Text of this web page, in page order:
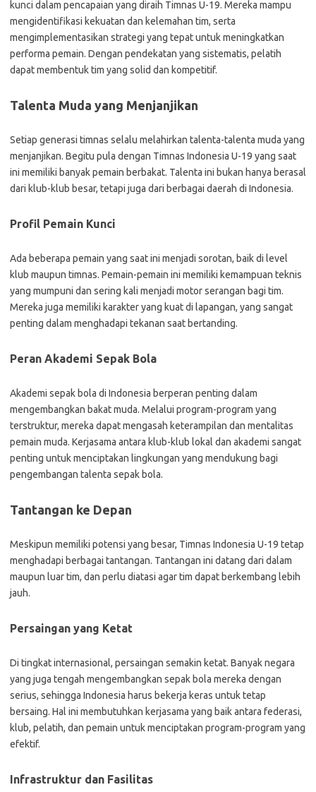
kunci dalam pencapaian yang diraih Timnas U-19. Mereka mampu
mengidentifikasi kekuatan dan kelemahan tim, serta
mengimplementasikan strategi yang tepat untuk meningkatkan
performa pemain. Dengan pendekatan yang sistematis, pelatih
dapat membentuk tim yang solid dan kompetitif.
Talenta Muda yang Menjanjikan
Setiap generasi timnas selalu melahirkan talenta-talenta muda yang
menjanjikan. Begitu pula dengan Timnas Indonesia U-19 yang saat
ini memiliki banyak pemain berbakat. Talenta ini bukan hanya berasal
dari klub-klub besar, tetapi juga dari berbagai daerah di Indonesia.
Profil Pemain Kunci
Ada beberapa pemain yang saat ini menjadi sorotan, baik di level
klub maupun timnas. Pemain-pemain ini memiliki kemampuan teknis
yang mumpuni dan sering kali menjadi motor serangan bagi tim.
Mereka juga memiliki karakter yang kuat di lapangan, yang sangat
penting dalam menghadapi tekanan saat bertanding.
Peran Akademi Sepak Bola
Akademi sepak bola di Indonesia berperan penting dalam
mengembangkan bakat muda. Melalui program-program yang
terstruktur, mereka dapat mengasah keterampilan dan mentalitas
pemain muda. Kerjasama antara klub-klub lokal dan akademi sangat
penting untuk menciptakan lingkungan yang mendukung bagi
pengembangan talenta sepak bola.
Tantangan ke Depan
Meskipun memiliki potensi yang besar, Timnas Indonesia U-19 tetap
menghadapi berbagai tantangan. Tantangan ini datang dari dalam
maupun luar tim, dan perlu diatasi agar tim dapat berkembang lebih
jauh.
Persaingan yang Ketat
Di tingkat internasional, persaingan semakin ketat. Banyak negara
yang juga tengah mengembangkan sepak bola mereka dengan
serius, sehingga Indonesia harus bekerja keras untuk tetap
bersaing. Hal ini membutuhkan kerjasama yang baik antara federasi,
klub, pelatih, dan pemain untuk menciptakan program-program yang
efektif.
Infrastruktur dan Fasilitas